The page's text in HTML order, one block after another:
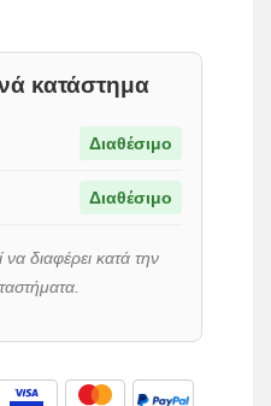
κατάστημα
Διαθέσιμο
Διαθέσιμο
διαφέρει κατά την